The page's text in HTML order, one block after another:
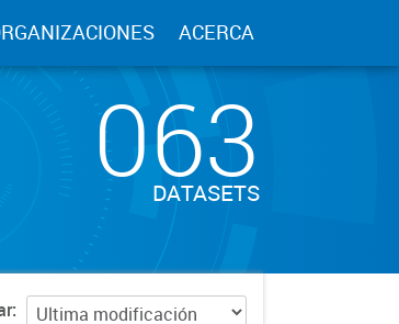
ACERCA
063
DATASETS